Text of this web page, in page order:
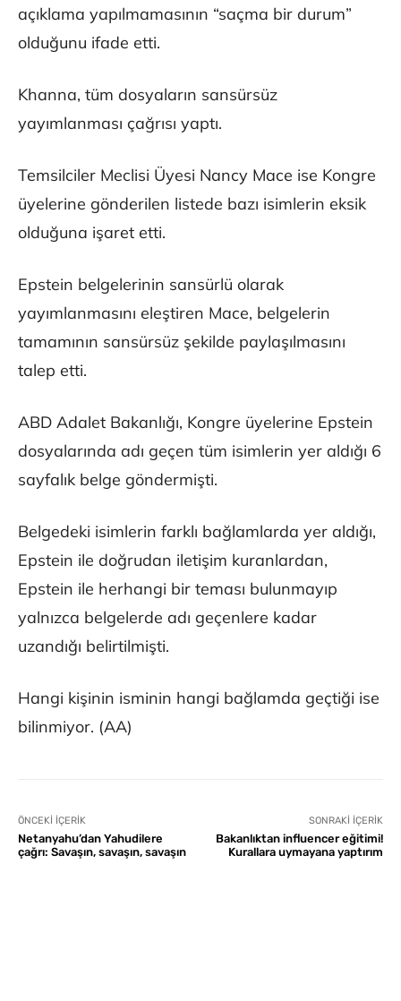
açıklama yapılmamasının “saçma bir durum”
olduğunu ifade etti.
Khanna, tüm dosyaların sansürsüz
yayımlanması çağrısı yaptı.
Temsilciler Meclisi Üyesi Nancy Mace ise Kongre
üyelerine gönderilen listede bazı isimlerin eksik
olduğuna işaret etti.
Epstein belgelerinin sansürlü olarak
yayımlanmasını eleştiren Mace, belgelerin
tamamının sansürsüz şekilde paylaşılmasını
talep etti.
ABD Adalet Bakanlığı, Kongre üyelerine Epstein
dosyalarında adı geçen tüm isimlerin yer aldığı 6
sayfalık belge göndermişti.
Belgedeki isimlerin farklı bağlamlarda yer aldığı,
Epstein ile doğrudan iletişim kuranlardan,
Epstein ile herhangi bir teması bulunmayıp
yalnızca belgelerde adı geçenlere kadar
uzandığı belirtilmişti.
Hangi kişinin isminin hangi bağlamda geçtiği ise
bilinmiyor. (AA)
ÖNCEKI İÇERIK
Netanyahu’dan Yahudilere
çağrı: Savaşın, savaşın, savaşın
SONRAKI İÇERIK
Bakanlıktan influencer eğitimi!
Kurallara uymayana yaptırım